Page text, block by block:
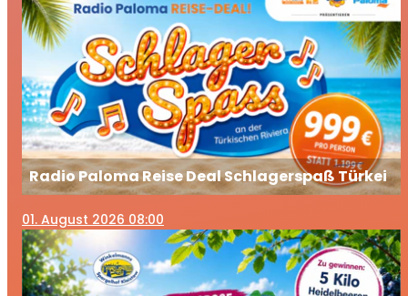
Radio Paloma Reise Deal Schlagerspaß Türkei
01. August 2026 08:00